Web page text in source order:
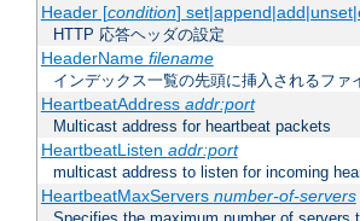
Header [condition]
HTTP 応答ヘッダの設定
HeaderName filename
インデックス一覧の先頭に挿入されるファ
HeartbeatAddress addr:port
Multicast address for heartbeat packets
HeartbeatListen addr:port
multicast address to listen for incoming
HeartbeatMaxServers number-of-servers